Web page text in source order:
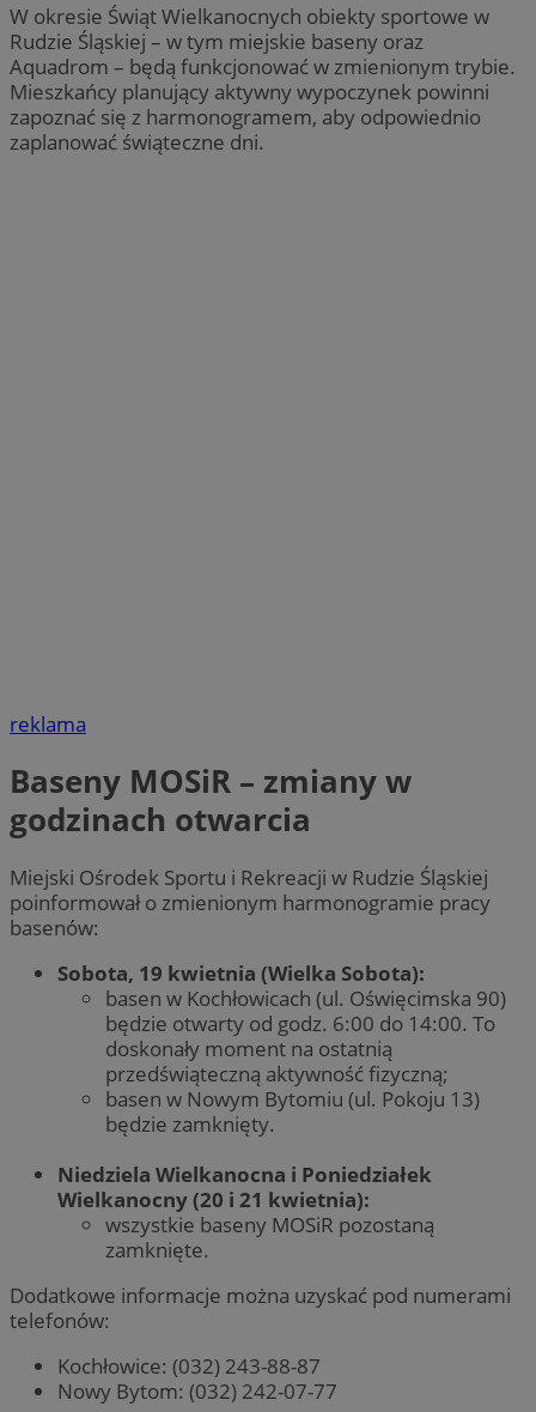
W okresie Świąt Wielkanocnych obiekty sportowe w
Rudzie Śląskiej – w tym miejskie baseny oraz
Aquadrom – będą funkcjonować w zmienionym trybie.
Mieszkańcy planujący aktywny wypoczynek powinni
zapoznać się z harmonogramem, aby odpowiednio
zaplanować świąteczne dni.
reklama
Baseny MOSiR – zmiany w
godzinach otwarcia
Miejski Ośrodek Sportu i Rekreacji w Rudzie Śląskiej
poinformował o zmienionym harmonogramie pracy
basenów:
Sobota, 19 kwietnia (Wielka Sobota):
basen w Kochłowicach (ul. Oświęcimska 90)
będzie otwarty od godz. 6:00 do 14:00. To
doskonały moment na ostatnią
przedświąteczną aktywność fizyczną;
basen w Nowym Bytomiu (ul. Pokoju 13)
będzie zamknięty.
Niedziela Wielkanocna i Poniedziałek
Wielkanocny (20 i 21 kwietnia):
wszystkie baseny MOSiR pozostaną
zamknięte.
Dodatkowe informacje można uzyskać pod numerami
telefonów:
Kochłowice: (032) 243-88-87
Nowy Bytom: (032) 242-07-77